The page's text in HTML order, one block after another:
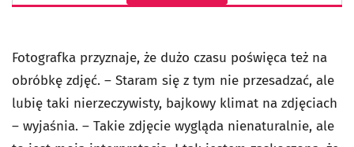
Fotografka przyznaje, że dużo czasu poświęca też na
obróbkę zdjęć. – Staram się z tym nie przesadzać, ale
lubię taki nierzeczywisty, bajkowy klimat na zdjęciach
– wyjaśnia. – Takie zdjęcie wygląda nienaturalnie, ale